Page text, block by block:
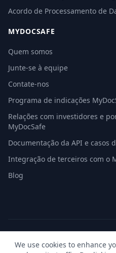
Acordo de Processamento de
MYDOCSAFE
Quem somos
Junte-se à equipe
Contate-nos
Programa de indicações
Relações com investidores e
MyDocSafe
Documentação da API e casos
Integração de terceiros com o
Blog
© 2026 MyDocSafe. Todos os
site | build dev
We use cookies to enhance